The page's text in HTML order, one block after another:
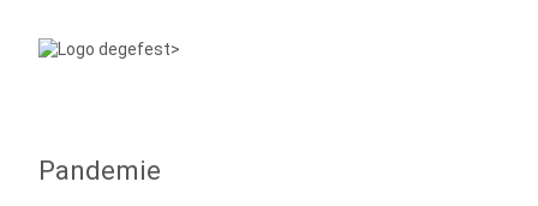
Pandemie